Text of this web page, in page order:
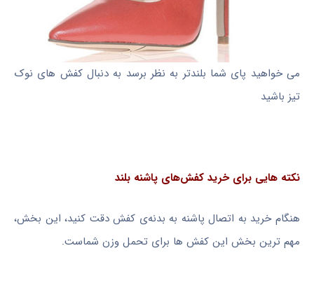
می خواهید پای شما بلندتر به نظر برسد به دنبال کفش های نوک
تیز باشید
نکته هایی برای خرید کفش‌های پاشنه بلند
هنگام خرید به اتصال پاشنه به بدنه‌ی کفش دقت کنید، این بخش،
مهم ترین بخش این کفش ها برای تحمل وزن شماست.